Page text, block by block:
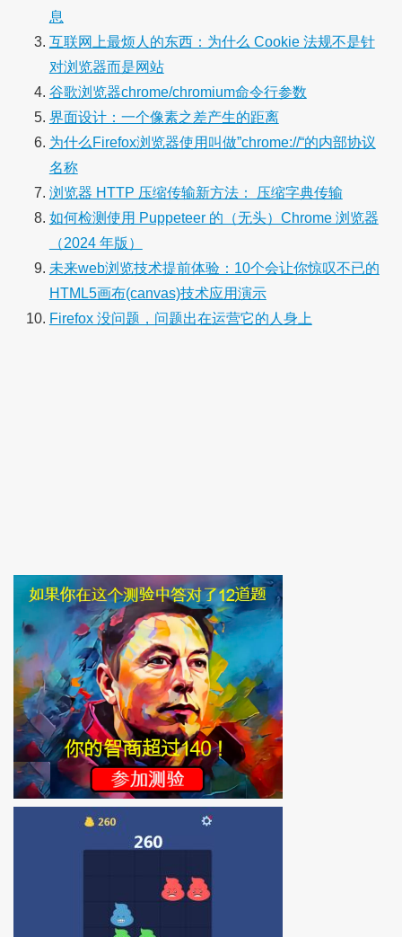
息
互联网上最烦人的东西：为什么 Cookie 法规不是针
对浏览器而是网站
谷歌浏览器chrome/chromium命令行参数
界面设计：一个像素之差产生的距离
为什么Firefox浏览器使用叫做”chrome://“的内部协议
名称
浏览器 HTTP 压缩传输新方法： 压缩字典传输
如何检测使用 Puppeteer 的（无头）Chrome 浏览器
（2024 年版）
未来web浏览技术提前体验：10个会让你惊叹不已的
HTML5画布(canvas)技术应用演示
Firefox 没问题，问题出在运营它的人身上